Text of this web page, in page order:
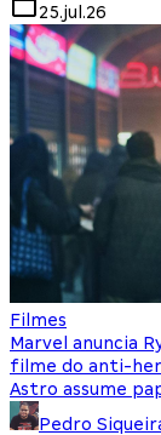
25.jul.26
Filmes
Marvel anuncia
filme do anti-
Astro assume
Pedro